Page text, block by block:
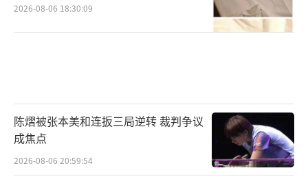
2026-08-06 18:30:09
陈熠被张本美和连扳三局逆转 裁判争议
成焦点
2026-08-06 20:59:54